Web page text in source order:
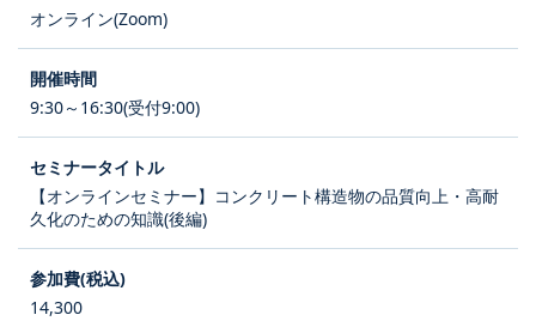
オンライン(Zoom)
9:30～16:30(受付9:00)
【オンラインセミナー】コンクリート構造物の品質向上・高耐
久化のための知識(後編)
14,300